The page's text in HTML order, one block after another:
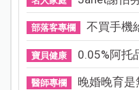
部落客專欄 不買手機
寶貝健康 0.05%阿托
醫師專欄 晚婚晚育是